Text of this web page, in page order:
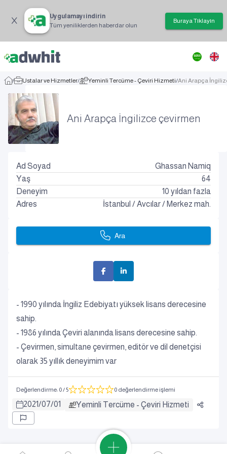
Uygulamayı indirin
Tüm yeniliklerden haberdar olun
Buraya Tıklayın
/ Ustalar ve Hizmetler/ Yeminli Tercüme - Çeviri Hizmeti/Ani Arapça
Ani Arapça İngilizce çevirmen
- 1990 yılında İngiliz Edebiyatı yüksek lisans derecesine
sahip.
- 1986 yılında Çeviri alanında lisans derecesine sahip.
- Çevirmen, simultane çevirmen, editör ve dil denetçisi
olarak 35 yıllık deneyimim var
Değerlendirme: 0/ 5 0 değerlendirme işlemi
2021/07/01 Yeminli Tercüme - Çeviri Hizmeti
Ad Soyad
Ghassan Namiq
Yaş
64
Deneyim
10 yıldan fazla
Adres
İstanbul /Avcılar/ Merkez mah.
Ara